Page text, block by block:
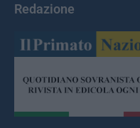
Redazione